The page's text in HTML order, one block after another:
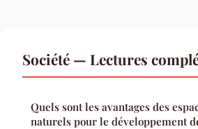
Société — Lectures
Quels sont les avantages des
naturels pour le développement